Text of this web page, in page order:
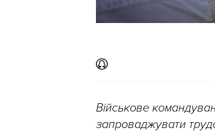
Військове
запроваджувати